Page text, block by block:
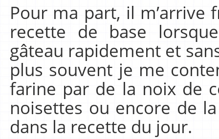
Pour ma part, il
recette de base
gâteau rapidement et
plus souvent je me
farine par de la noix de
noisettes ou encore de
dans la recette du jour.